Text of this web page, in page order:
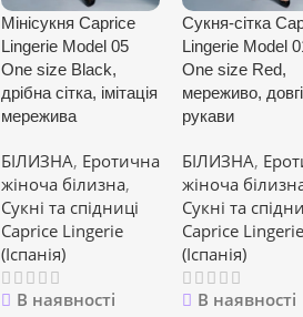
Мінісукня Caprice
Lingerie Model 05
One size Black,
дрібна сітка, імітація
мережива
БІЛИЗНА, Еротична
жіноча білизна,
Сукні та спідниці
Caprice Lingerie
(Іспанія)
В наявності
Сукня-сітка
Lingerie Model
One size Red,
мереживо, довгі
рукави
БІЛИЗНА,
жіноча
Сукні та
Caprice Lingerie
(Іспанія)
В наявності